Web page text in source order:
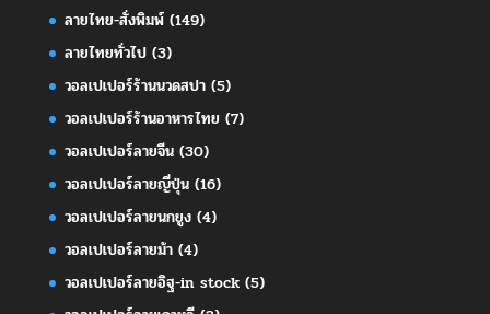
ลายไทย-สั่งพิมพ์(149)
ลายไทยทั่วไป(3)
วอลเปเปอร์ร้านนวดสปา(5)
วอลเปเปอร์ร้านอาหารไทย (7)
วอลเปเปอร์ลายจีน(30)
วอลเปเปอร์ลายญี่ปุ่น(16)
วอลเปเปอร์ลายนกยูง(4)
วอลเปเปอร์ลายม้า(4)
วอลเปเปอร์ลายอิฐ-in stock(5)